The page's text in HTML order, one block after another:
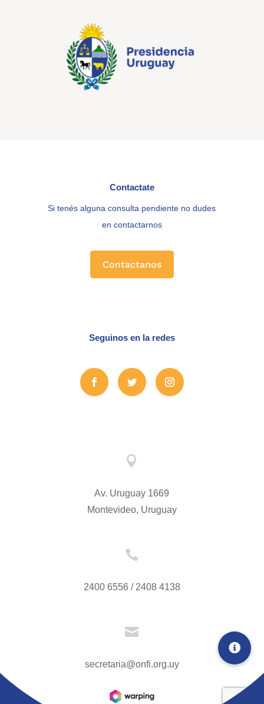
Contactate
Si tenés alguna consulta pendiente no dudes
en contactarnos
Contactanos
Seguinos en la redes

Av. Uruguay 1669
Montevideo, Uruguay

2400 6556 / 2408 4138

secretaria@onfi.org.uy